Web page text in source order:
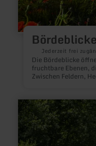
Bördeblicke
Jederzeit frei
Die Bördeblicke
fruchtbare Ebenen,
Zwischen Feldern,
mehr
erfahren
zu:
Rureifel:
Gravelbike-
Tour